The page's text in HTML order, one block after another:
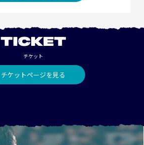
TICKET
チケット
チケットページを見る